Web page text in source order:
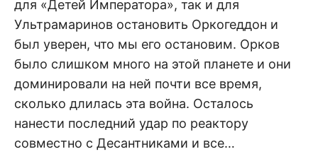
для «Детей Императора», так и для
Ультрамаринов остановить Оркогеддон и
был уверен, что мы его остановим. Орков
было слишком много на этой планете и они
доминировали на ней почти все время,
сколько длилась эта война. Осталось
нанести последний удар по реактору
совместно с Десантниками и все…